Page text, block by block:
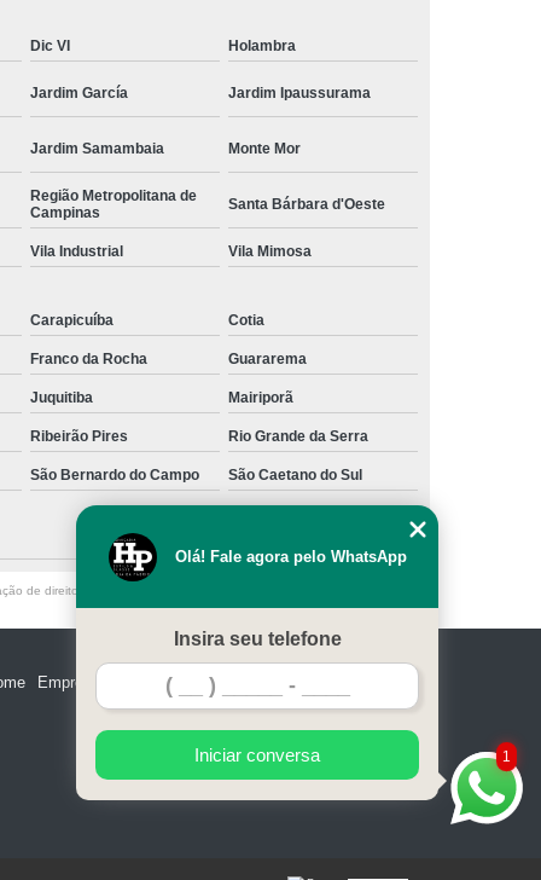
Social Roupas Sociais Masculinas
Dic VI Holambra
Jardim García Jardim Ipaussurama
Jardim Samambaia Monte Mor
Região Metropolitana de
Campinas
Santa Bárbara d'Oeste
Vila Industrial Vila Mimosa
Carapicuíba Cotia
Franco da Rocha Guararema
Juquitiba Mairiporã
Ribeirão Pires Rio Grande da Serra
São Bernardo do Campo São Caetano do Sul
de direito autoral – artigo 184 do Código Penal –
Empresa Serviços Contato
1
Olá! Fale agora pelo WhatsApp
Insira seu telefone
Iniciar conversa